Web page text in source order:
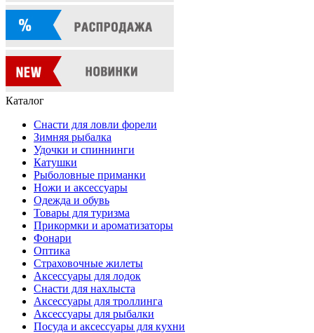
Каталог
Снасти для ловли форели
Зимняя рыбалка
Удочки и спиннинги
Катушки
Рыболовные приманки
Ножи и аксессуары
Одежда и обувь
Товары для туризма
Прикормки и ароматизаторы
Фонари
Оптика
Страховочные жилеты
Аксессуары для лодок
Снасти для нахлыста
Аксессуары для троллинга
Аксессуары для рыбалки
Посуда и аксессуары для кухни